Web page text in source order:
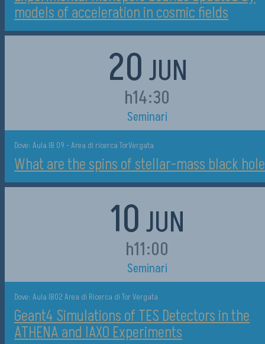
models of acceleration in cosmic fields
20JUN
h14:30
Seminari
Dove: Aula IB 09 - Area di ricerca TorVergata
What are the spins of stellar-mass black
10JUN
h11:00
Seminari
Dove: Aula IB02 Area di Ricerca di Tor Vergata
Geant4 Simulations of TES Detectors in the
ATHENA and IAXO Experiments